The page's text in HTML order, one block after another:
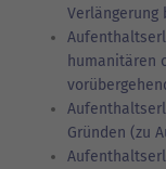
Verlängerung
humanitären
Gründen (zu